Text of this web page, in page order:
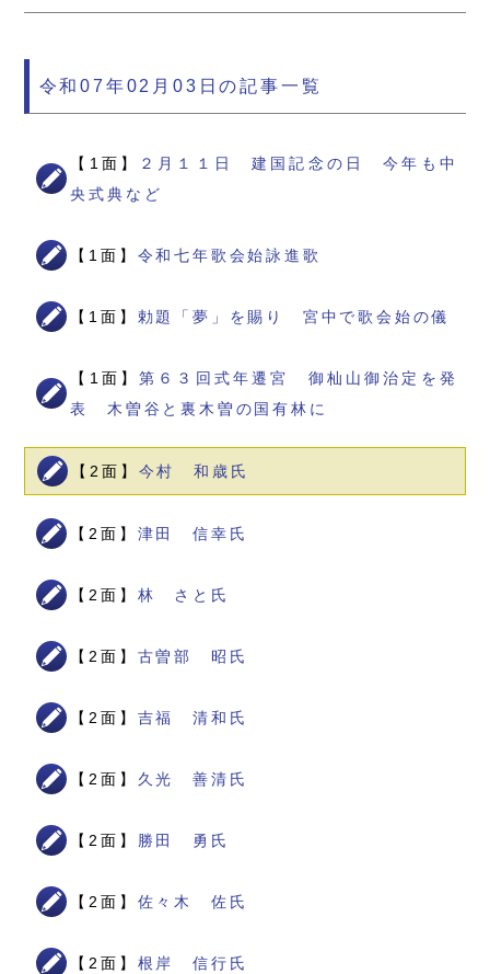
令和07年02月03日の記事一覧
【1面】
２月１１日 建国記念の日 今年も中
央式典など
【1面】 令和七年歌会始詠進歌
【1面】 勅題「夢」を賜り 宮中で歌会始の儀
【1面】第６３回式年遷宮 御杣山御治定を発
表 木曽谷と裏木曽の国有林に
【2面】 今村 和歳氏
【2面】 津田 信幸氏
【2面】 林 さと氏
【2面】 古曽部 昭氏
【2面】 吉福 清和氏
【2面】 久光 善清氏
【2面】 勝田 勇氏
【2面】 佐々木 佐氏
【2面】 根岸 信行氏